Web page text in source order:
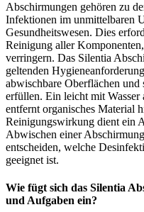
Abschirmungen gehören zu
Infektionen im unmittelbaren
Gesundheitswesen. Dies
Reinigung aller
verringern. Das Silentia
geltenden
abwischbare Oberflächen
erfüllen. Ein leicht mit Wasser
entfernt organisches Material
Reinigungswirkung dient ein
Abwischen einer
entscheiden, welche
geeignet ist.
Wie fügt sich das Silentia
und Aufgaben ein?